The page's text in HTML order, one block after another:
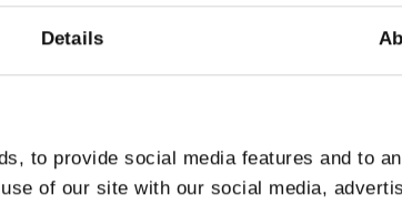
Details
to provide social media features and to
of our site with our social media,
sie in einer Schüssel zusammen